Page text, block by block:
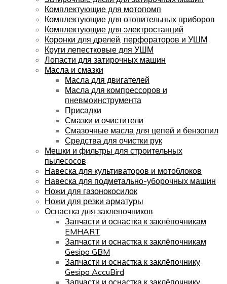
Комплектующие для мотопомп
Комплектующие для отопительных приборов
Комплектующие для электростанций
Коронки для дрелей, перфораторов и УШМ
Круги лепестковые для УШМ
Лопасти для затирочных машин
Масла и смазки
Масла для двигателей
Масла для компрессоров и
пневмоинструмента
Присадки
Смазки и очистители
Смазочные масла для цепей и бензопил
Средства для очистки рук
Мешки и фильтры для строительных
пылесосов
Навеска для культиваторов и мотоблоков
Навеска для подметально-уборочных машин
Ножи для газонокосилок
Ножи для резки арматуры
Оснастка для заклепочников
Запчасти и оснастка к заклёпочникам
EMHART
Запчасти и оснастка к заклёпочникам
Gesipa GBM
Запчасти и оснастка к заклёпочнику
Gesipa AccuBird
Запчасти и оснастка к заклёпочнику